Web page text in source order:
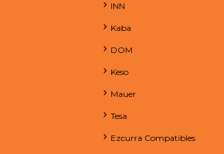
INN
Kaba
DOM
Keso
Mauer
Tesa
Ezcurra Compatibles